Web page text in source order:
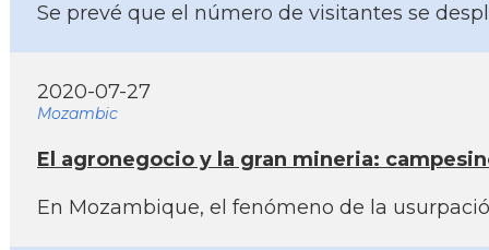
Se prevé que el número de visitantes se
2020-07-27
Mozambic
El agronegocio y la gran mineria:
En Mozambique, el fenómeno de la